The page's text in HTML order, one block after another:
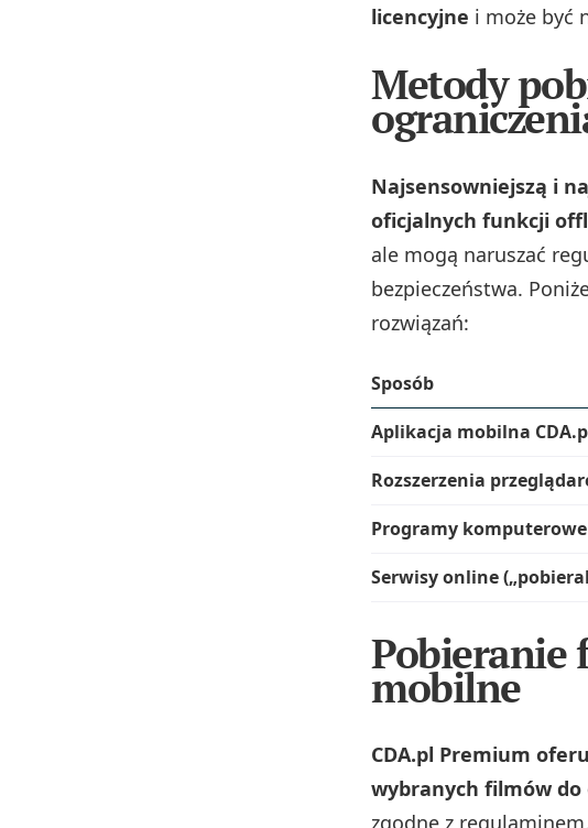
licencyjne i może być
Metody
Najsensowniejszą i
oficjalnych funkcji
ale mogą naruszać
bezpieczeństwa.
rozwiązań:
Sposób
Aplikacja mobilna
Rozszerzenia
Programy
Serwisy online
Pobieranie
mobilne
CDA.pl Premium
wybranych filmów